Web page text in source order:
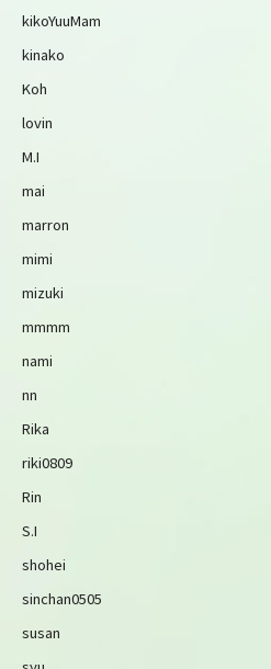
kikoYuuMam
kinako
Koh
lovin
M.I
mai
marron
mimi
mizuki
mmmm
nami
nn
Rika
riki0809
Rin
S.I
shohei
sinchan0505
susan